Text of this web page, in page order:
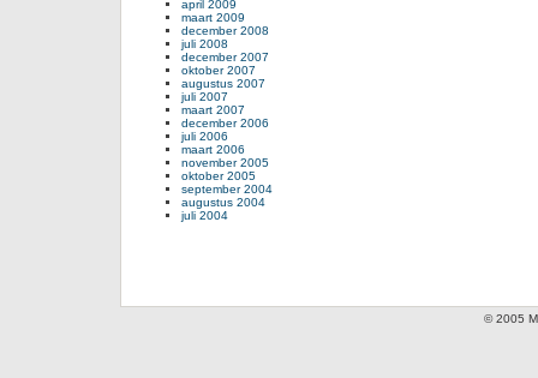
april 2009
maart 2009
december 2008
juli 2008
december 2007
oktober 2007
augustus 2007
juli 2007
maart 2007
december 2006
juli 2006
maart 2006
november 2005
oktober 2005
september 2004
augustus 2004
juli 2004
© 2005